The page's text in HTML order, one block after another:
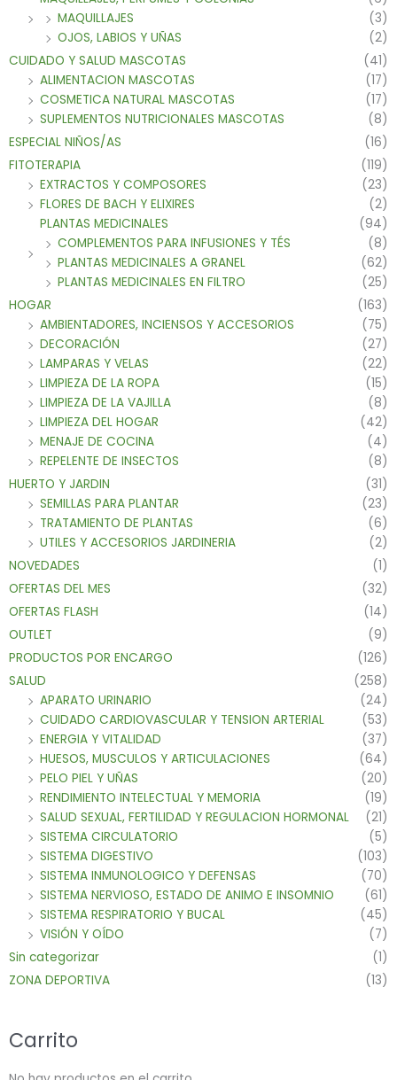
MAQUILLAJES
(3)
OJOS, LABIOS Y UÑAS
(2)
CUIDADO Y SALUD MASCOTAS
(41)
ALIMENTACION MASCOTAS
(17)
COSMETICA NATURAL MASCOTAS
(17)
SUPLEMENTOS NUTRICIONALES MASCOTAS
(8)
ESPECIAL NIÑOS/AS
(16)
FITOTERAPIA
(119)
EXTRACTOS Y COMPOSORES
(23)
FLORES DE BACH Y ELIXIRES
(2)
PLANTAS MEDICINALES
(94)
COMPLEMENTOS PARA INFUSIONES Y TÉS
(8)
PLANTAS MEDICINALES A GRANEL
(62)
PLANTAS MEDICINALES EN FILTRO
(25)
HOGAR
(163)
AMBIENTADORES, INCIENSOS Y ACCESORIOS
(75)
DECORACIÓN
(27)
LAMPARAS Y VELAS
(22)
LIMPIEZA DE LA ROPA
(15)
LIMPIEZA DE LA VAJILLA
(8)
LIMPIEZA DEL HOGAR
(42)
MENAJE DE COCINA
(4)
REPELENTE DE INSECTOS
(8)
HUERTO Y JARDIN
(31)
SEMILLAS PARA PLANTAR
(23)
TRATAMIENTO DE PLANTAS
(6)
UTILES Y ACCESORIOS JARDINERIA
(2)
NOVEDADES
(1)
OFERTAS DEL MES
(32)
OFERTAS FLASH
(14)
OUTLET
(9)
PRODUCTOS POR ENCARGO
(126)
SALUD
(258)
APARATO URINARIO
(24)
CUIDADO CARDIOVASCULAR Y TENSION ARTERIAL
(53)
ENERGIA Y VITALIDAD
(37)
HUESOS, MUSCULOS Y ARTICULACIONES
(64)
PELO PIEL Y UÑAS
(20)
RENDIMIENTO INTELECTUAL Y MEMORIA
(19)
SALUD SEXUAL, FERTILIDAD Y REGULACION HORMONAL
(21)
SISTEMA CIRCULATORIO
(5)
SISTEMA DIGESTIVO
(103)
SISTEMA INMUNOLOGICO Y DEFENSAS
(70)
SISTEMA NERVIOSO, ESTADO DE ANIMO E INSOMNIO
(61)
SISTEMA RESPIRATORIO Y BUCAL
(45)
VISIÓN Y OÍDO
(7)
Sin categorizar
(1)
ZONA DEPORTIVA
(13)
Carrito